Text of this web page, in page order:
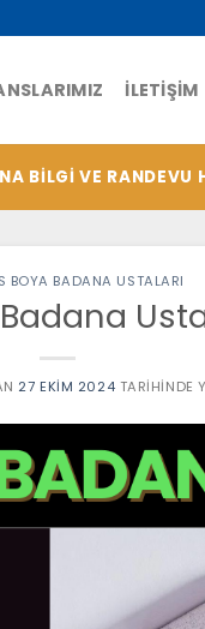
İLETIŞIM
BİLGİ VE RANDEVU
BOYA BADANA USTALARI
27 EKIM 2024 TARIHINDE